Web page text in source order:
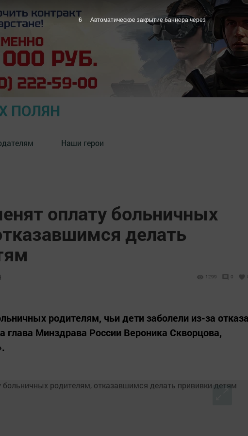
ПОЛЯН
Наши герои
оплату больничных
делать
1299 0
родителям, чьи дети заболели из-за
глава Минздрава России Вероника Скворцова,
5 Автоматическое закрытие баннера через